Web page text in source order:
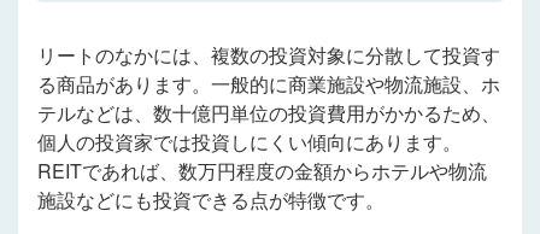
リートのなかには、複数の投資対象に分散して投資す
る商品があります。一般的に商業施設や物流施設、ホ
テルなどは、数十億円単位の投資費用がかかるため、
個人の投資家では投資しにくい傾向にあります。
REITであれば、数万円程度の金額からホテルや物流
施設などにも投資できる点が特徴です。